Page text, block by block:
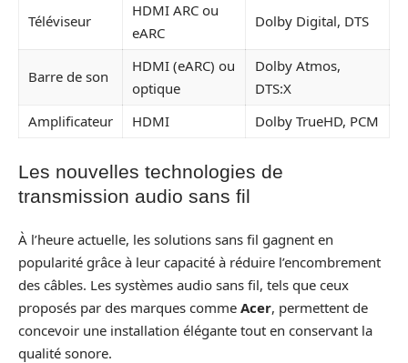
Téléviseur
HDMI ARC ou
eARC
Dolby Digital, DTS
Barre de son
HDMI (eARC) ou
optique
Dolby Atmos,
DTS:X
Amplificateur
HDMI Dolby TrueHD, PCM
Les nouvelles technologies de
transmission audio sans fil
À l’heure actuelle, les solutions sans fil gagnent en
popularité grâce à leur capacité à réduire l’encombrement
des câbles. Les systèmes audio sans fil, tels que ceux
proposés par des marques comme Acer, permettent de
concevoir une installation élégante tout en conservant la
qualité sonore.